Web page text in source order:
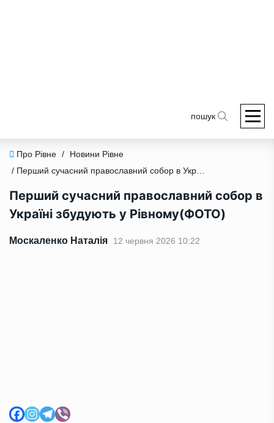
пошук
Про Рівне /
Новини Рівне
/ Перший сучасний православний собор в Україні збудують у Рівному(ФОТО)
Перший сучасний православний собор в
Україні збудують у Рівному(ФОТО)
Москаленко Наталія 12 червня 2026 10:22